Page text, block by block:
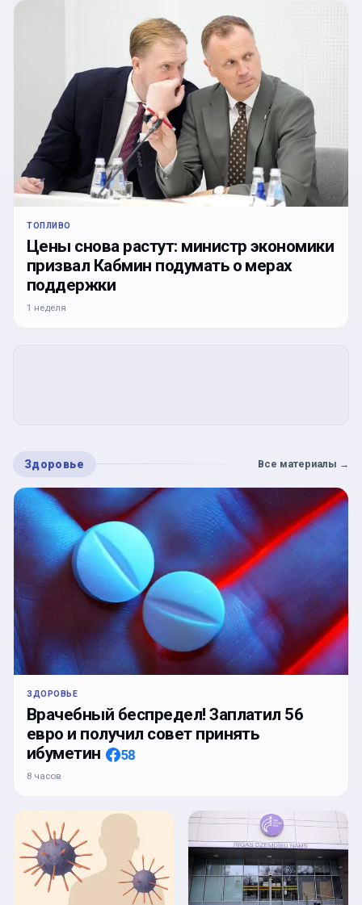
ТОПЛИВО
Цены снова растут: министр экономики
призвал Кабмин подумать о мерах
поддержки
1 неделя
Здоровье Все материалы →
ЗДОРОВЬЕ
Врачебный беспредел! Заплатил 56
евро и получил совет принять
ибуметин
58
8 часов